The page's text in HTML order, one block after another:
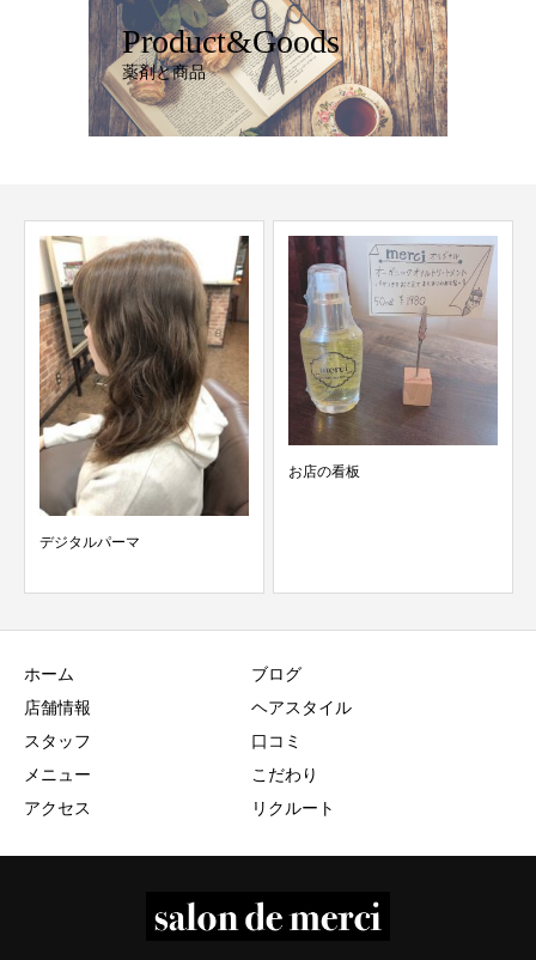
Product&Goods
薬剤と商品
お店の看板
ホーム
店舗情報
スタッフ
メニュー
アクセス
ブログ
ヘアスタイル
口コミ
こだわり
リクルート